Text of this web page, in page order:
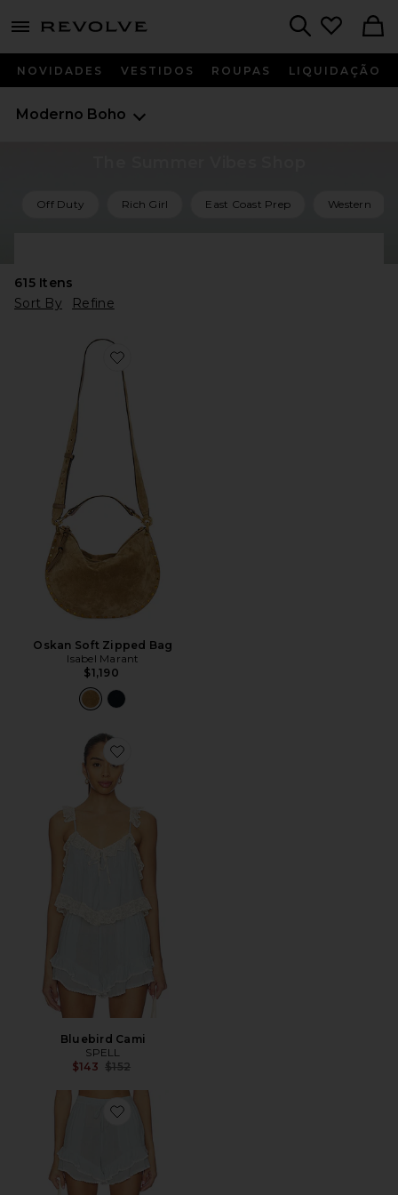
menu - shows more content
NOVIDADES VESTIDOS ROUPAS LIQUIDAÇÃO
Moderno Boho
Off Duty Rich Girl East Coast Prep Western
615Itens
Sort By
Refine
Favorite Oskan Soft Zipped Bag
Oskan Soft Zipped Bag
Isabel Marant
$1,190
Favorite Bluebird Cami
Bluebird Cami
SPELL
$143 Previous price:
$152
Favorite Bluebird Short